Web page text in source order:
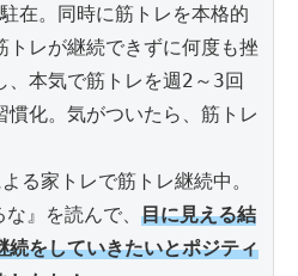
在。同時に筋トレを本格的
トレが継続できずに何度も挫
、本気で筋トレを週2～3回
化。気がついたら、筋トレ
』を読んで、 目に見える結
続をしていきたいとポジティ